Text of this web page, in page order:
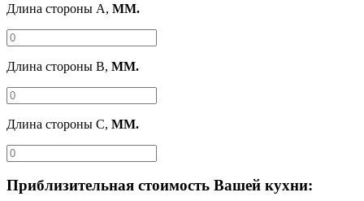
Длина стороны A, ММ.
Длина стороны B, ММ.
Длина стороны C, ММ.
Приблизительная стоимость Вашей кухни: